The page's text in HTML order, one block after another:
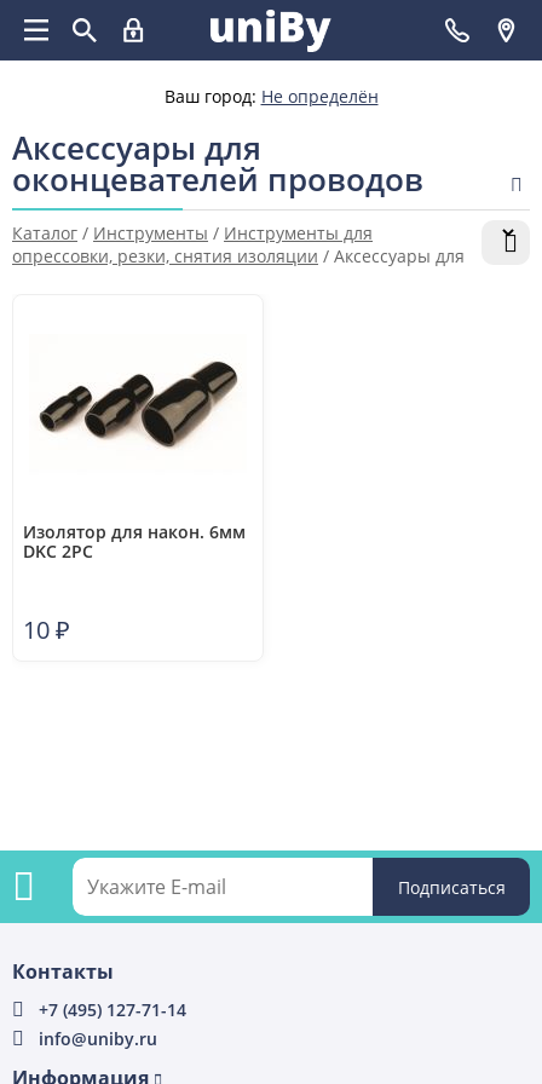
Ваш город: Не определён
Аксессуары для
оконцевателей проводов
Каталог / Инструменты / Инструменты для
опрессовки, резки, снятия изоляции / Аксессуары для
Изолятор для након. 6мм
DKC 2PC
10₽
Контакты
+7 (495) 127-71-14
info@uniby.ru
Информация